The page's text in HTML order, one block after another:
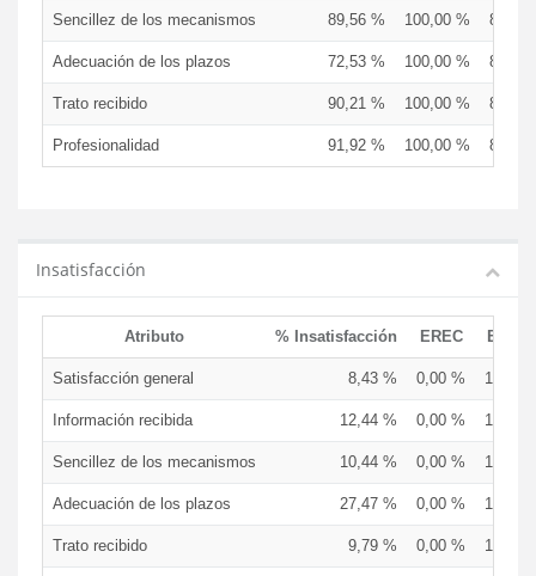
Sencillez de los mecanismos 89,56 % 100,00 % 86,67
Adecuación de los plazos 72,53 % 100,00 % 81,25
Trato recibido 90,21 % 100,00 % 87,50
Profesionalidad 91,92 % 100,00 % 87,50
Insatisfacción
Atributo % Insatisfacción EREC
Satisfacción general 8,43 % 0,00 % 12,50
Información recibida 12,44 % 0,00 % 13,33
Sencillez de los mecanismos 10,44 % 0,00 % 13,33
Adecuación de los plazos 27,47 % 0,00 % 18,75
Trato recibido 9,79 % 0,00 % 12,50